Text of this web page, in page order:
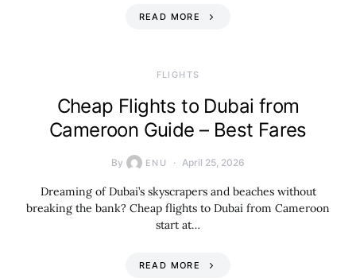
READ MORE
​FLIGHTS
Cheap Flights to Dubai from
Cameroon Guide – Best Fares
By ENU April 25, 2026
Dreaming of Dubai’s skyscrapers and beaches without
breaking the bank? Cheap flights to Dubai from Cameroon
start at…
READ MORE